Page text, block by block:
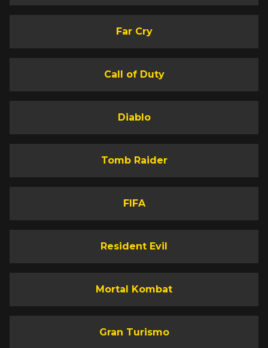
Far Cry
Call of Duty
Diablo
Tomb Raider
FIFA
Resident Evil
Mortal Kombat
Gran Turismo